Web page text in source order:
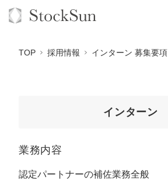
ん』
オリジナルサービス
オンラインサロン
TOP 採用情報 インターン 募集要項
インターン
業務内容
認定パートナーの補佐業務全般